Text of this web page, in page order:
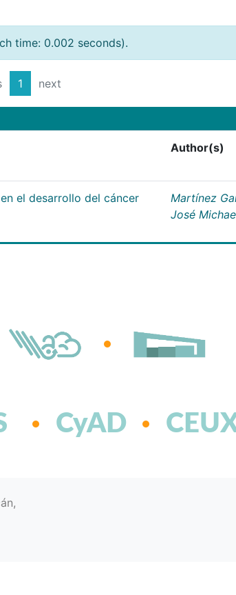
time: 0.002 seconds).
1 next
Author(s)
el desarrollo del cáncer
Martínez
José
CyAD